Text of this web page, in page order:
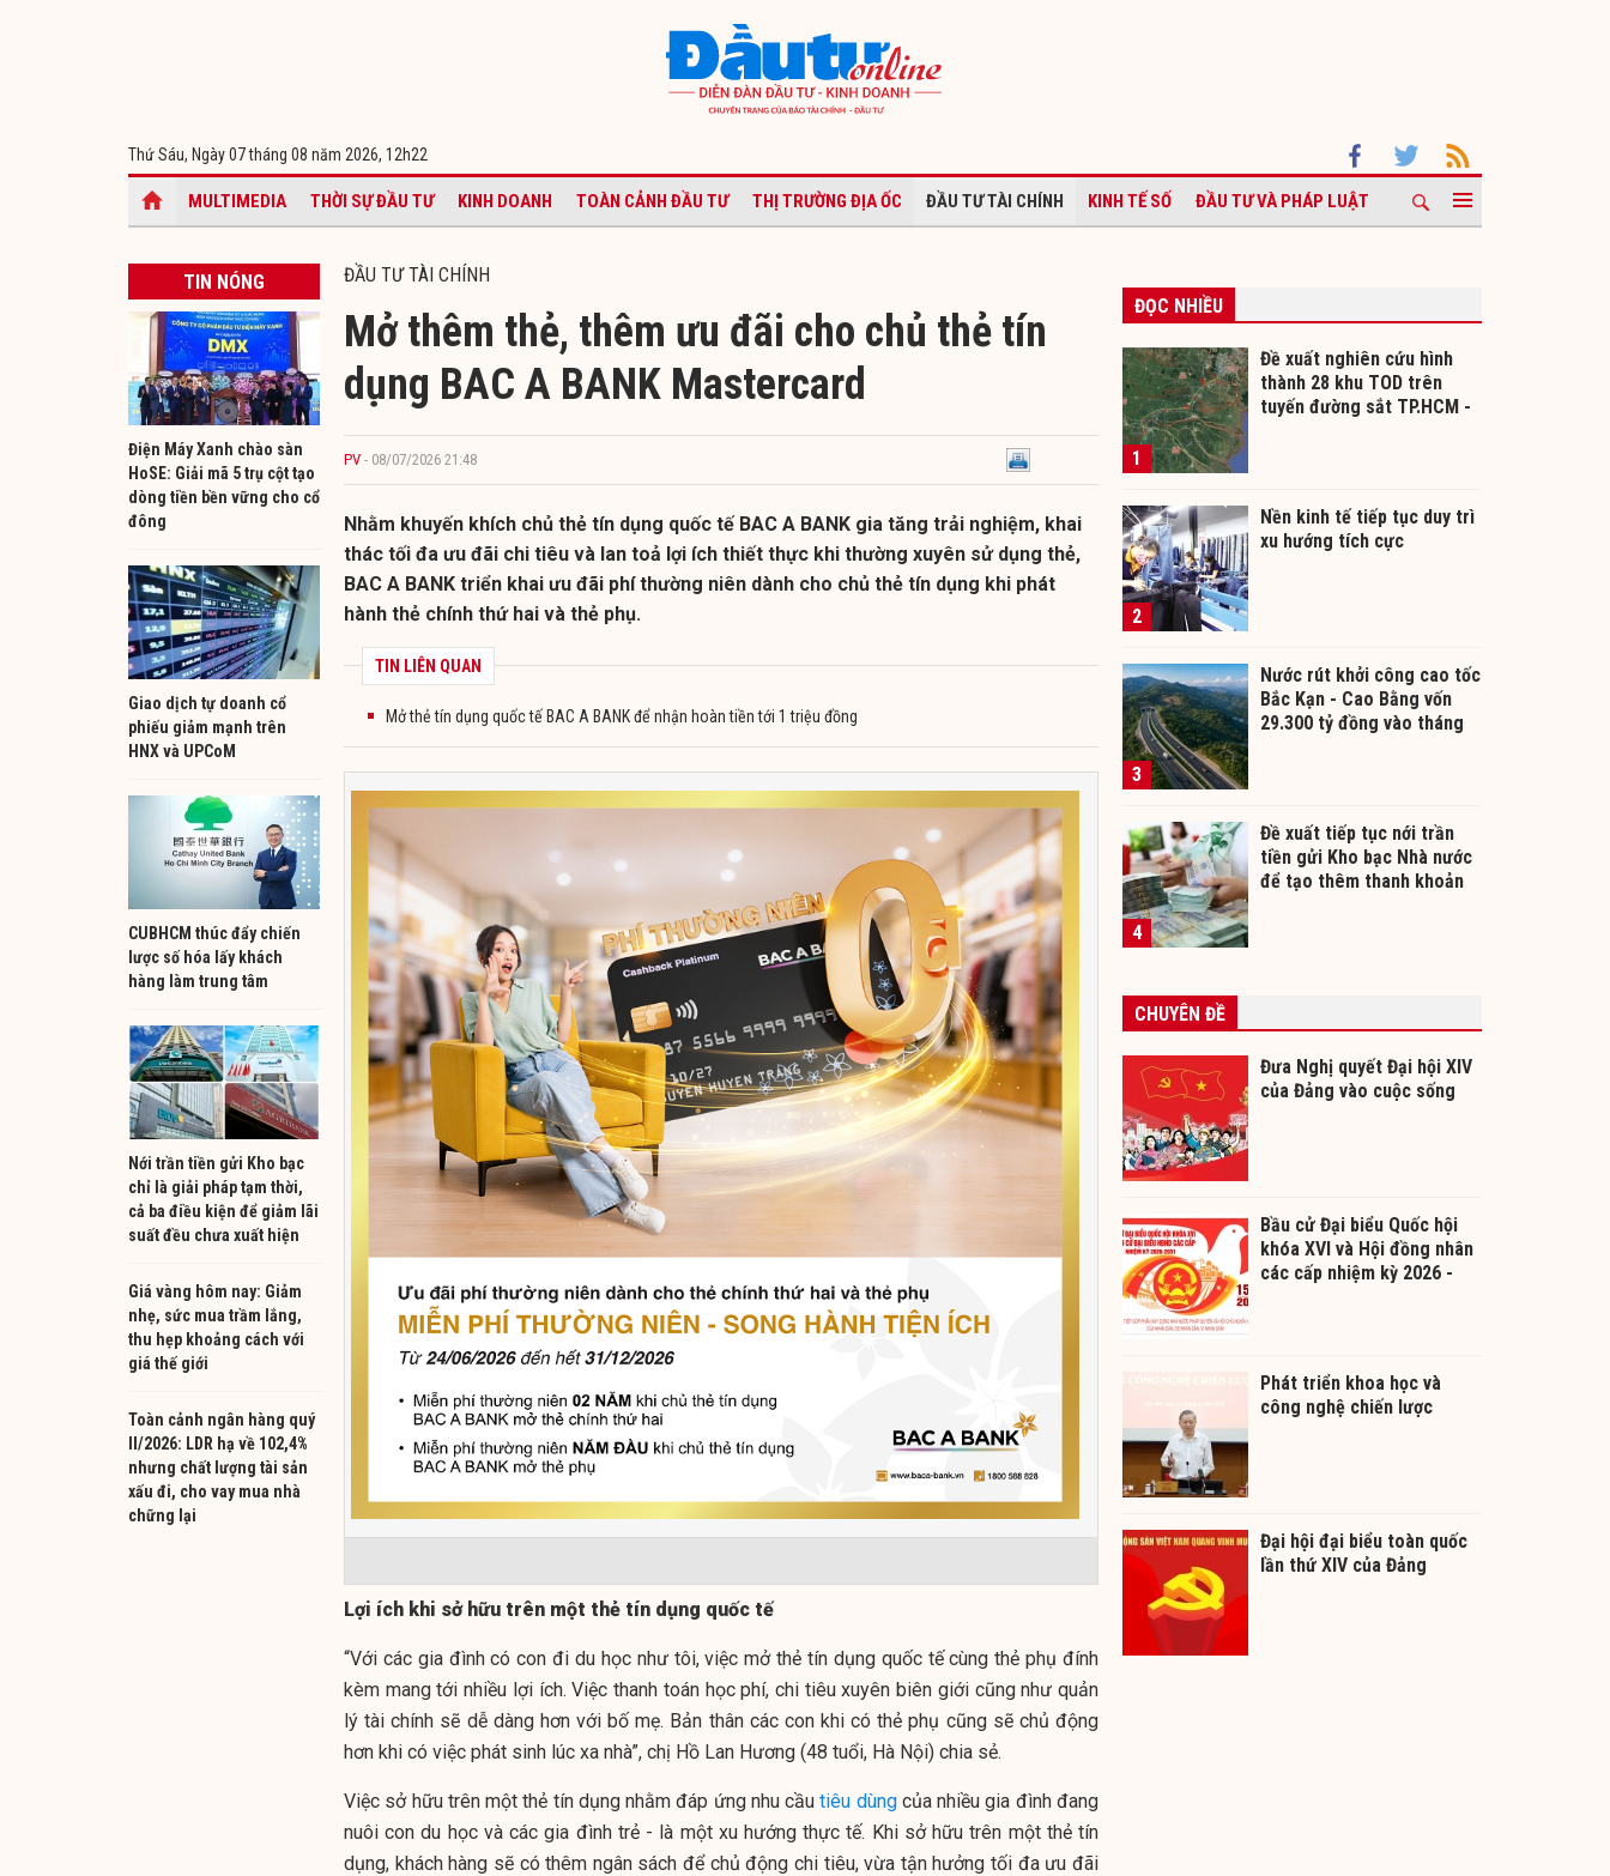
Thứ Sáu, Ngày 07 tháng 08 năm 2026, 12h22
MULTIMEDIA THỜI SỰ ĐẦU TƯ KINH DOANH TOÀN CẢNH ĐẦU TƯ THỊ TRƯỜNG ĐỊA ỐC ĐẦU TƯ TÀI CHÍNH KINH TẾ SỐ ĐẦU TƯ VÀ PHÁP LUẬT
TIN NÓNG
Điện Máy Xanh chào sàn
HoSE: Giải mã 5 trụ cột tạo
dòng tiền bền vững cho cổ
đông
Giao dịch tự doanh cổ
phiếu giảm mạnh trên
HNX và UPCoM
CUBHCM thúc đẩy chiến
lược số hóa lấy khách
hàng làm trung tâm
Nới trần tiền gửi Kho bạc
chỉ là giải pháp tạm thời,
cả ba điều kiện để giảm lãi
suất đều chưa xuất hiện
Giá vàng hôm nay: Giảm
nhẹ, sức mua trầm lắng,
thu hẹp khoảng cách với
giá thế giới
Toàn cảnh ngân hàng quý
II/2026: LDR hạ về 102,4%
nhưng chất lượng tài sản
xấu đi, cho vay mua nhà
chững lại
ĐẦU TƯ TÀI CHÍNH
Mở thêm thẻ, thêm ưu đãi cho chủ thẻ tín
dụng BAC A BANK Mastercard
PV - 08/07/2026 21:48
Nhằm khuyến khích chủ thẻ tín dụng quốc tế BAC A BANK gia tăng trải nghiệm, khai
thác tối đa ưu đãi chi tiêu và lan toả lợi ích thiết thực khi thường xuyên sử dụng thẻ,
BAC A BANK triển khai ưu đãi phí thường niên dành cho chủ thẻ tín dụng khi phát
hành thẻ chính thứ hai và thẻ phụ.
TIN LIÊN QUAN
Mở thẻ tín dụng quốc tế BAC A BANK để nhận hoàn tiền tới 1 triệu đồng
Lợi ích khi sở hữu trên một thẻ tín dụng quốc tế
“Với các gia đình có con đi du học như tôi, việc mở thẻ tín dụng quốc tế cùng thẻ phụ đính
kèm mang tới nhiều lợi ích. Việc thanh toán học phí, chi tiêu xuyên biên giới cũng như quản
lý tài chính sẽ dễ dàng hơn với bố mẹ. Bản thân các con khi có thẻ phụ cũng sẽ chủ động
hơn khi có việc phát sinh lúc xa nhà”, chị Hồ Lan Hương (48 tuổi, Hà Nội) chia sẻ.
Việc sở hữu trên một thẻ tín dụng nhằm đáp ứng nhu cầutiêu dùngcủa nhiều gia đình đang
nuôi con du học và các gia đình trẻ - là một xu hướng thực tế. Khi sở hữu trên một thẻ tín
dụng, khách hàng sẽ có thêm ngân sách để chủ động chi tiêu, vừa tận hưởng tối đa ưu đãi
ĐỌC NHIỀU
1
Đề xuất nghiên cứu hình
thành 28 khu TOD trên
tuyến đường sắt TP.HCM -
2
Nền kinh tế tiếp tục duy trì
xu hướng tích cực
3
Nước rút khởi công cao tốc
Bắc Kạn - Cao Bằng vốn
29.300 tỷ đồng vào tháng
4
Đề xuất tiếp tục nới trần
tiền gửi Kho bạc Nhà nước
để tạo thêm thanh khoản
CHUYÊN ĐỀ
Đưa Nghị quyết Đại hội XIV
của Đảng vào cuộc sống
Bầu cử Đại biểu Quốc hội
khóa XVI và Hội đồng nhân
các cấp nhiệm kỳ 2026 -
Phát triển khoa học và
công nghệ chiến lược
Đại hội đại biểu toàn quốc
lần thứ XIV của Đảng